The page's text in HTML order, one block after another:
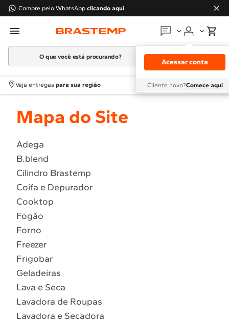
Compre pelo WhatsApp clicando aqui
Em que podemos ajudar?
Atendimento Brastemp
Localizar assistência técnica
Acessar conta
Cliente novo?Comece aqui
O que você está procurando?
Termos mais buscados
1º Geladeira
2
Fogao
4 º Lava Louça
5 º Cooktop
6º Microondas Brastemp
7º Forno
8º Embutir
9º Combos
Veja entregas para sua região
Mapa do Site
Adega
B.blend
Cilindro Brastemp
Coifa e Depurador
Cooktop
Fogão
Forno
Freezer
Frigobar
Geladeiras
Lava e Seca
Lavadora de Roupas
Lavadora e Secadora